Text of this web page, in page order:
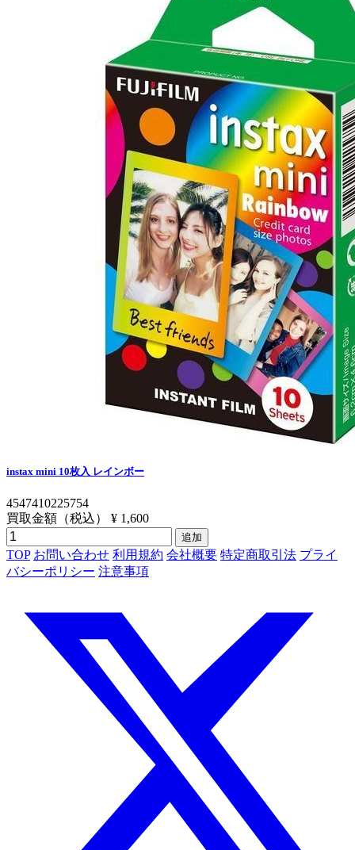
instax mini 10枚入 レインボー
4547410225754
買取金額（税込）
¥ 1,600
追加
TOP お問い合わせ 利用規約 会社概要 特定商取引法 プライ
バシーポリシー 注意事項